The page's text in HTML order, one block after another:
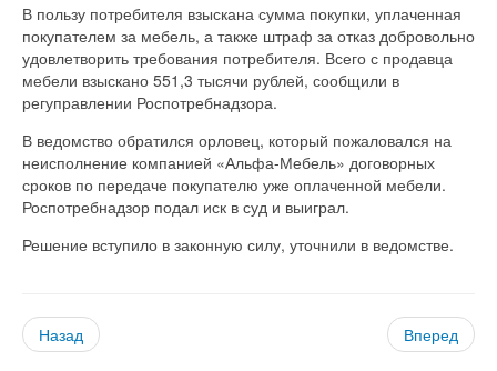
В пользу потребителя взыскана сумма покупки, уплаченная
покупателем за мебель, а также штраф за отказ добровольно
удовлетворить требования потребителя. Всего с продавца
мебели взыскано 551,3 тысячи рублей, сообщили в
регуправлении Роспотребнадзора.
В ведомство обратился орловец, который пожаловался на
неисполнение компанией «Альфа-Мебель» договорных
сроков по передаче покупателю уже оплаченной мебели.
Роспотребнадзор подал иск в суд и выиграл.
Решение вступило в законную силу, уточнили в ведомстве.
Назад Вперед